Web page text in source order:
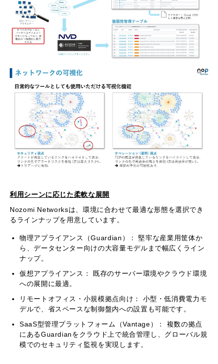
利用シーンに応じた柔軟な展開
Nozomi Networksは、環境に合わせて最適な形態を選択でき
るラインナップを用意しています。
物理アプライアンス（Guardian）： 堅牢な産業用筐体か
ら、データセンター向けの大容量モデルまで幅広くライン
ナップ。
仮想アプライアンス： 既存のサーバー環境やクラウド環境
への展開に最適。
リモートオフィス・小規模拠点向け： 小型・低消費電力モ
デルで、省スペースな制御盤内への設置も可能です。
SaaS型管理プラットフォーム（Vantage）： 複数の拠点
にあるGuardianをクラウド上で統合管理し、グローバル規
模でのセキュリティ監視を実現します。